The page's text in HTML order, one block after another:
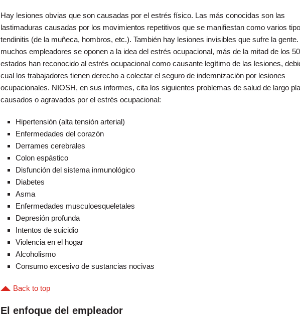
Hay lesiones obvias que son causadas por el estrés físico. Las más conocidas son las
lastimaduras causadas por los movimientos repetitivos que se manifiestan como varios
tendinitis (de la muñeca, hombros, etc.). También hay lesiones invisibles que sufre la gente.
muchos empleadores se oponen a la idea del estrés ocupacional, más de la mitad de los 50
estados han reconocido al estrés ocupacional como causante legítimo de las lesiones,
cual los trabajadores tienen derecho a colectar el seguro de indemnización por lesiones
ocupacionales. NIOSH, en sus informes, cita los siguientes problemas de salud de largo
causados o agravados por el estrés ocupacional:
Hipertensión (alta tensión arterial)
Enfermedades del corazón
Derrames cerebrales
Colon espástico
Disfunción del sistema inmunológico
Diabetes
Asma
Enfermedades musculoesqueletales
Depresión profunda
Intentos de suicidio
Violencia en el hogar
Alcoholismo
Consumo excesivo de sustancias nocivas
Back to top
El enfoque del empleador